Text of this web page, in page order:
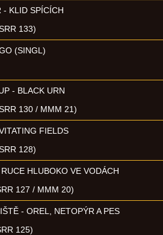
- KLID SPÍCÍCH
133)
(SINGL)
- BLACK URN
130 / MMM 21)
FIELDS
128)
HLUBOKO VE VODÁCH
127 / MMM 20)
- OREL, NETOPÝR A PES
125)